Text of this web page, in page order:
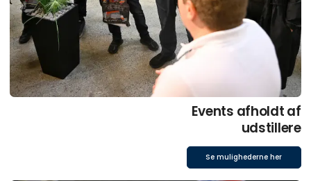
Events afholdt af
udstillere
Se mulighederne her